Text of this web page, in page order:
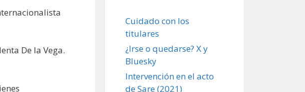
De la Vega.
Cuidado con los
titulares
¿Irse o quedarse? X y
Bluesky
Intervención en el acto
de Sare (2021)